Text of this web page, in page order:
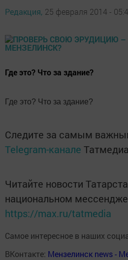
Редакция, 25 февраля 2014 -
Где это? Что за здание?
Где это? Что за здание?
Следите за самым
Telegram-канале Татмедиа
Читайте новости
национальном
https://max.ru/tatmedia
Самое интересное в наших
ВКонтакте: Мензелинск news -